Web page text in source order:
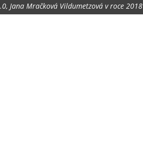
Jana Mračková Vildumetzová v roce 2018